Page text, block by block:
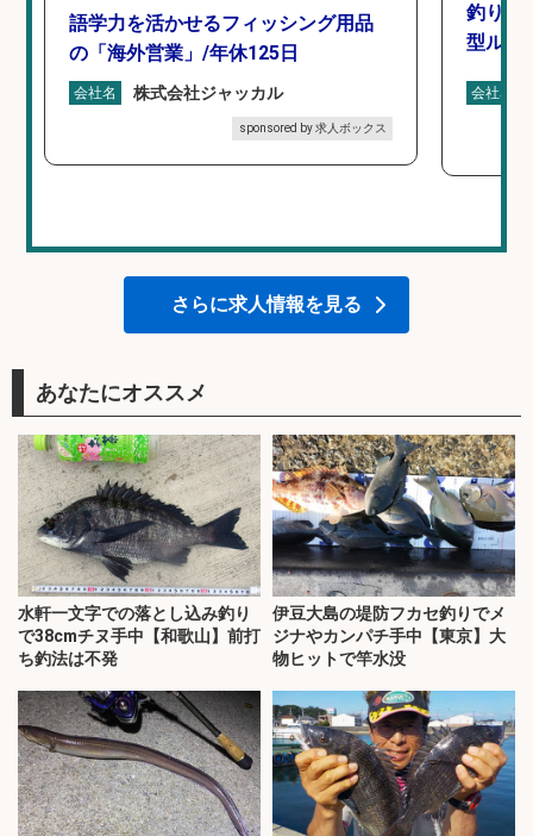
語学力を活かせるフィッシング用品
の「海外営業」/年休125日
会社名 株式会社ジャッカル
sponsored by 求人ボックス
釣り好
型ルー
会社名
さらに求人情報を見る
あなたにオススメ
水軒一文字での落とし込み釣り
で38cmチヌ手中【和歌山】前打
ち釣法は不発
伊豆大島の堤防フカセ釣りでメ
ジナやカンパチ手中【東京】大
物ヒットで竿水没